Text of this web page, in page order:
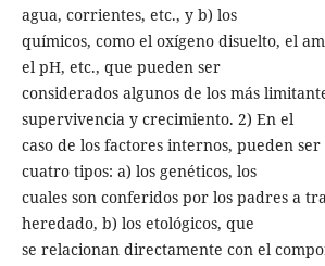
agua, corrientes, etc., y b) los
químicos, como el oxígeno disuelto, el
el pH, etc., que pueden ser
considerados algunos de los más
supervivencia y crecimiento. 2) En el
caso de los factores internos, pueden
cuatro tipos: a) los genéticos, los
cuales son conferidos por los padres a
heredado, b) los etológicos, que
se relacionan directamente con el